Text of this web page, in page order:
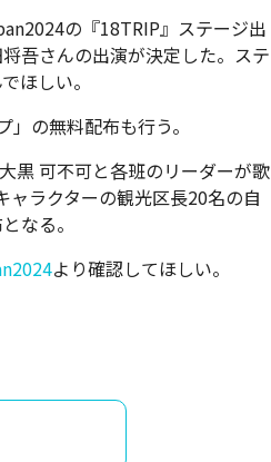
の『18TRIP』ステージ出
吾さんの出演が決定した。ステ
ほしい。
の無料配布も行う。
黒 可不可と各班のリーダーが歌
ラクターの観光区長20名の自
なる。
より確認してほしい。